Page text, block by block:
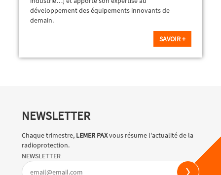
développement des équipements innovants de
demain.
SAVOIR +
NEWSLETTER
Chaque trimestre, LEMER PAXvous résume l'actualité de la
radioprotection.
NEWSLETTER